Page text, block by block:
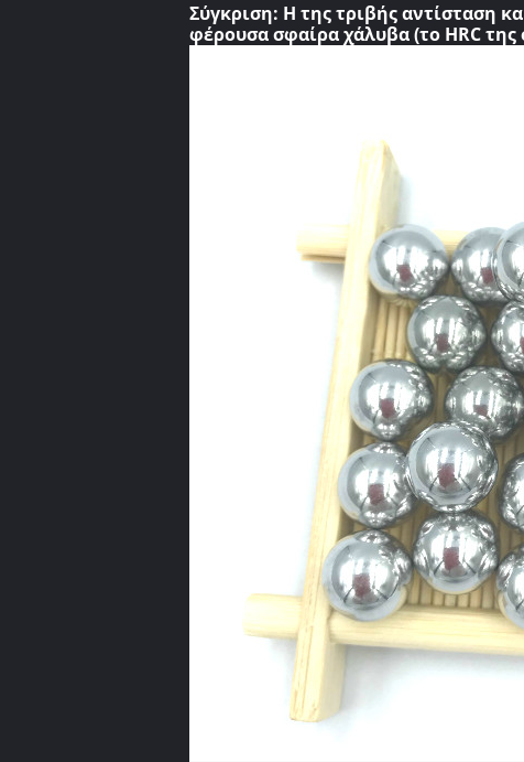
Σύγκριση: Η της τριβής αντίσταση
φέρουσα σφαίρα χάλυβα (το HRC της